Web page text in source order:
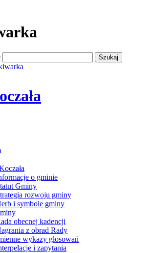
o gminie
Gminy
rozwoju gminy
i symbole gminy
obecnej kadencji
z obrad Rady
wykazy głosowań
i zapytania